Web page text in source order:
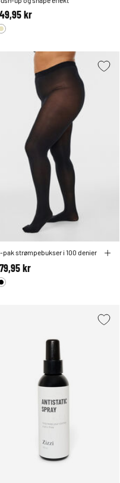
kr
pak strømpebukser i 100 denier
kr